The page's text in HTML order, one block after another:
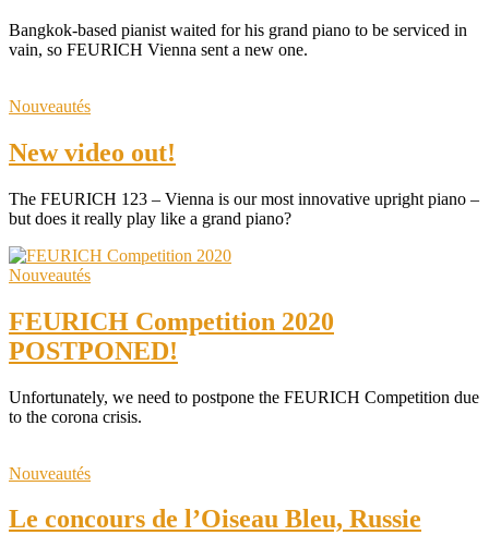
Bangkok-based pianist waited for his grand piano to be serviced in
vain, so FEURICH Vienna sent a new one.
Nouveautés
New video out!
The FEURICH 123 – Vienna is our most innovative upright piano –
but does it really play like a grand piano?
Nouveautés
FEURICH Competition 2020
POSTPONED!
Unfortunately, we need to postpone the FEURICH Competition due
to the corona crisis.
Nouveautés
Le concours de l’Oiseau Bleu, Russie